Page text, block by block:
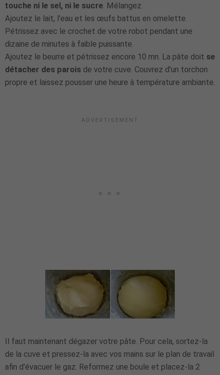
touche ni le sel, ni le sucre. Mélangez.
Ajoutez le lait, l'eau et les œufs battus en omelette.
Pétrissez avec le crochet de votre robot pendant une
dizaine de minutes à faible puissante.
Ajoutez le beurre et pétrissez encore 10 mn. La pâte doit se
détacher des parois de votre cuve. Couvrez d'un torchon
propre et laissez pousser une heure à température ambiante.
Il faut maintenant dégazer votre pâte. Pour cela, sortez-la
de la cuve et pressez-la avec vos mains sur le plan de travail
afin d'évacuer le gaz. Reformez une boule et placez-la 2